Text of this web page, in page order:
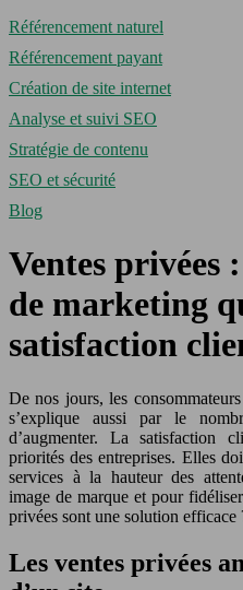
Référencement naturel
Référencement payant
Création de site internet
Analyse et suivi SEO
Stratégie de contenu
SEO et sécurité
Blog
Ventes privées
de marketing
satisfaction
De nos jours, les
s’explique aussi par le
d’augmenter. La satisfaction
priorités des entreprises. Elles
services à la hauteur des
image de marque et pour
privées sont une solution efficace
Les ventes privées